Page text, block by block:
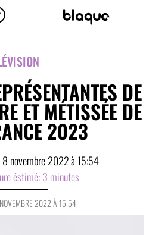
DE
ET MÉTISSÉE DE
2023
8 novembre 2022à15:54
éstimé: 3 minutes
2022 À 15:54